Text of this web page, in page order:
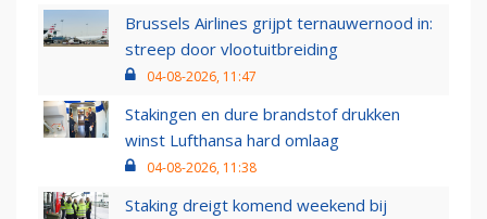
Brussels Airlines grijpt ternauwernood in:
streep door vlootuitbreiding
04-08-2026, 11:47
Stakingen en dure brandstof drukken
winst Lufthansa hard omlaag
04-08-2026, 11:38
Staking dreigt komend weekend bij